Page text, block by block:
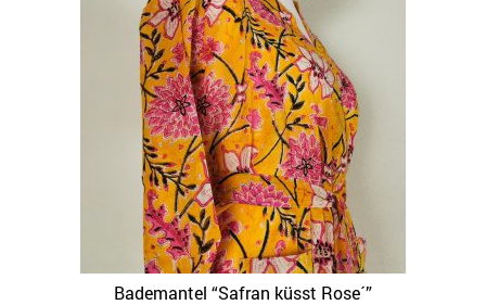
Die
können
auf
der
Produktseite
gewählt
werden
Bademantel “Safran küsst Rose´”